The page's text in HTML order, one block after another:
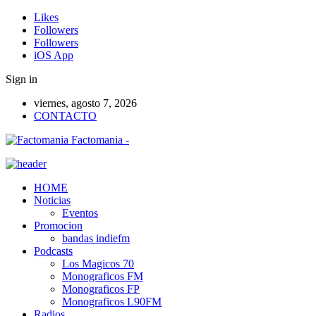
Likes
Followers
Followers
iOS App
Sign in
viernes, agosto 7, 2026
CONTACTO
Factomania -
HOME
Noticias
Eventos
Promocion
bandas indiefm
Podcasts
Los Magicos 70
Monograficos FM
Monograficos FP
Monograficos L90FM